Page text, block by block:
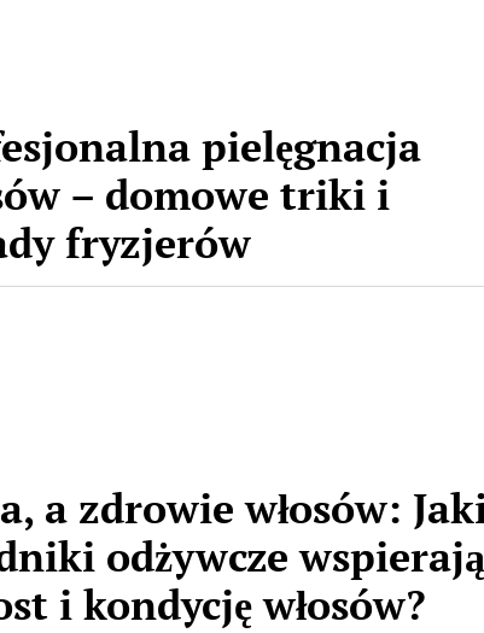
pielęgnacja
– domowe triki i
fryzjerów
a zdrowie włosów:
odżywcze
i kondycję włosów?